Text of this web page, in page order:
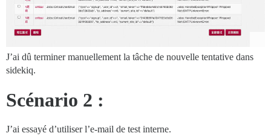
J’ai dû terminer manuellement la tâche de nouvelle tentative dans
sidekiq.
Scénario 2 :
J’ai essayé d’utiliser l’e-mail de test interne.